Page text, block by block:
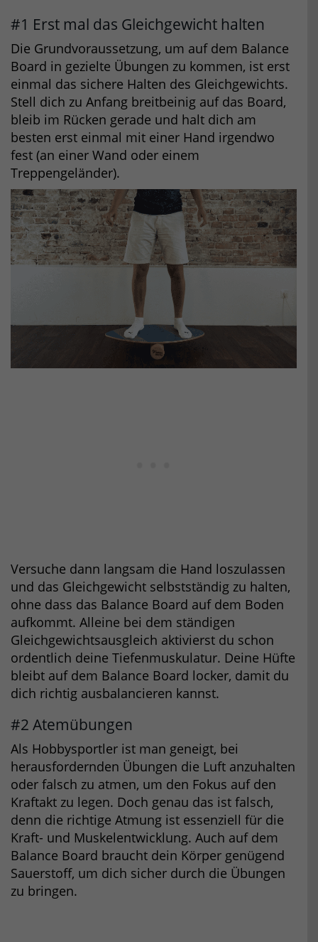
#1 Erst mal das Gleichgewicht halten
Die Grundvoraussetzung, um auf dem Balance
Board in gezielte Übungen zu kommen, ist erst
einmal das sichere Halten des Gleichgewichts.
Stell dich zu Anfang breitbeinig auf das Board,
bleib im Rücken gerade und halt dich am
besten erst einmal mit einer Hand irgendwo
fest (an einer Wand oder einem
Treppengeländer).
Versuche dann langsam die Hand loszulassen
und das Gleichgewicht selbstständig zu halten,
ohne dass das Balance Board auf dem Boden
aufkommt. Alleine bei dem ständigen
Gleichgewichtsausgleich aktivierst du schon
ordentlich deine Tiefenmuskulatur. Deine Hüfte
bleibt auf dem Balance Board locker, damit du
dich richtig ausbalancieren kannst.
#2 Atemübungen
Als Hobbysportler ist man geneigt, bei
herausfordernden Übungen die Luft anzuhalten
oder falsch zu atmen, um den Fokus auf den
Kraftakt zu legen. Doch genau das ist falsch,
denn die richtige Atmung ist essenziell für die
Kraft- und Muskelentwicklung. Auch auf dem
Balance Board braucht dein Körper genügend
Sauerstoff, um dich sicher durch die Übungen
zu bringen.